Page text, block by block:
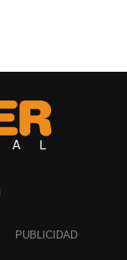
PUBLICIDAD